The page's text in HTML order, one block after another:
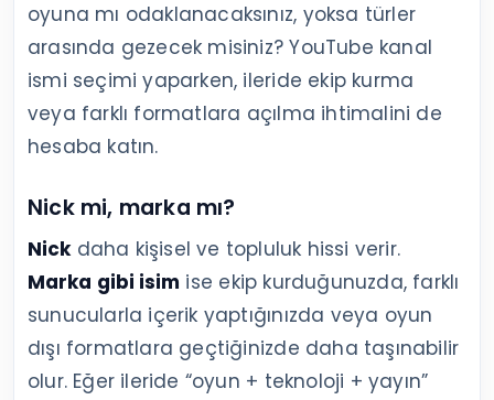
oyuna mı odaklanacaksınız, yoksa türler
arasında gezecek misiniz? YouTube kanal
ismi seçimi yaparken, ileride ekip kurma
veya farklı formatlara açılma ihtimalini de
hesaba katın.
Nick mi, marka mı?
Nickdaha kişisel ve topluluk hissi verir.
Marka gibi isim ise ekip kurduğunuzda, farklı
sunucularla içerik yaptığınızda veya oyun
dışı formatlara geçtiğinizde daha taşınabilir
olur. Eğer ileride “oyun + teknoloji + yayın”